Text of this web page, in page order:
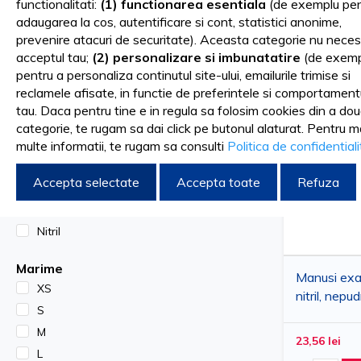
De exemplu, manusile de nitril nepudrate pot fi purtate in
complexa. Totodata, manusile de examinare din nitril sunt
Manusile de latex – confortabile si
Manusile de latex colorate sunt fabricate din material
ofera o sensibilitate tactila excelenta, ceea ce le face
In spitale si in cabinetele stomatologice, manusile de latex
Indiferent de specialitatea in care activezi, cu siguranta
a selecta dintr-o gama variata de articole, inclusiv materiale
Sortare dupa
Manusi
nitril,
23,56 lei
FILTRARE DUPA
Culoare
Alb
Albastru
Negru
Nitril
Marime
XS
S
M
L
functionalitati: (1) functionarea esentiala (de exemplu
adaugarea la cos, autentificare si cont, statistici anonime,
prevenire atacuri de securitate). Aceasta categorie nu
acceptul tau; (2) personalizare si imbunatatire (de
pentru a personaliza continutul site-ului, emailurile trimise si
reclamele afisate, in functie de preferintele si
tau. Daca pentru tine e in regula sa folosim cookies din a
categorie, te rugam sa dai click pe butonul alaturat. Pentru
multe informatii, te rugam sa consulti Politica de
Accepta selectate Accepta toate Refuza